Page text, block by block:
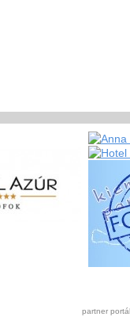
partner